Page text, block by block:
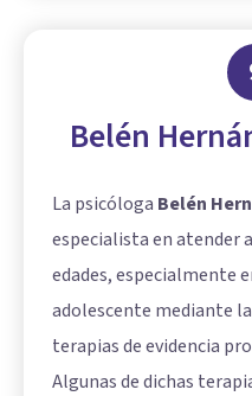
Belén
La psicóloga Belén
especialista en atender
edades, especialmente
adolescente mediante
terapias de evidencia
Algunas de dichas